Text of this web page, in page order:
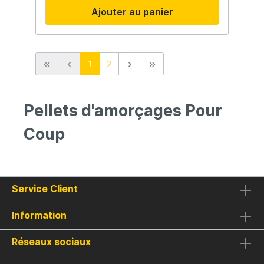
malgré leur teneur en huile sont très
attractifs sur tout type de poissons blancs,
brèmes et carpes en particulier. Carpes,
brèmes, barbeaux, chevesnes, tous ces
élaborés avec le savoir faire JVS. Que ce
soit pour un agrainage régulier, escher ou
les incorporer à l'amorce les pellets de
Ajouter au panier
1 2
Pellets d'amorçages Pour
Coup
Service Client
Information
Réseaux sociaux